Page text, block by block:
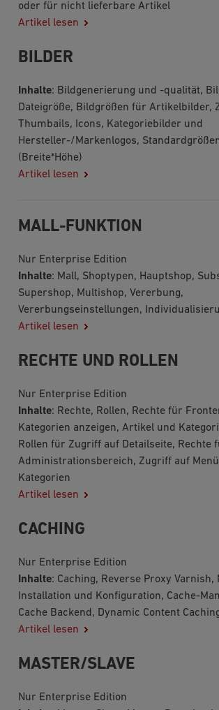
oder für nicht lieferbare Artikel
Artikel lesen
BILDER
Inhalte: Bildgenerierung und -qualität,
Dateigröße, Bildgrößen für Artikelbilder,
Thumbails, Icons, Kategoriebilder und
Hersteller-/Markenlogos,
(Breite*Höhe)
Artikel lesen
MALL-FUNKTION
Nur Enterprise Edition
Inhalte: Mall, Shoptypen, Hauptshop,
Supershop, Multishop, Vererbung,
Vererbungseinstellungen,
Artikel lesen
RECHTE UND ROLLEN
Nur Enterprise Edition
Inhalte: Rechte, Rollen, Rechte für
Kategorien anzeigen, Artikel und
Rollen für Zugriff auf Detailseite, Rechte
Administrationsbereich, Zugriff auf
Kategorien
Artikel lesen
CACHING
Nur Enterprise Edition
Inhalte: Caching, Reverse Proxy Varnish,
Installation und Konfiguration, Cache-
Cache Backend, Dynamic Content
Artikel lesen
MASTER/SLAVE
Nur Enterprise Edition